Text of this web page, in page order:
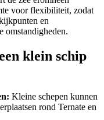
voor flexibiliteit, zodat
en
omstandigheden.
klein schip
Kleine schepen kunnen
rond Ternate en